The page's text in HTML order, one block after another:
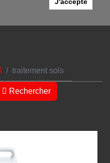
traitement sols
Rechercher